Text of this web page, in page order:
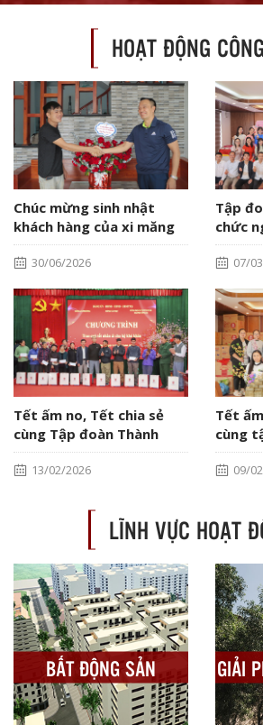
HOẠT ĐỘNG
Chúc mừng sinh nhật
khách hàng của xi măng
Thành Công - xi măng Hải
Dương.
30/06/2026
Tập
chức
các
07/
Tết ấm no, Tết chia sẻ
cùng Tập đoàn Thành
Công
13/02/2026
Tết
cùng
Công
09/
LĨNH VỰC HOẠT
BẤT ĐỘNG SẢN GIẢI